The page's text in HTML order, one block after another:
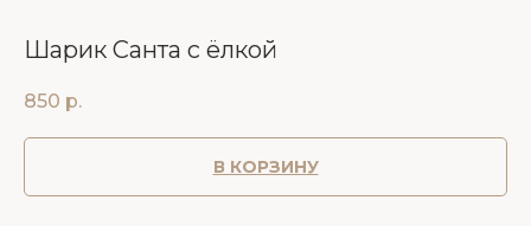
Шарик Санта с ёлкой
850 р.
В КОРЗИНУ